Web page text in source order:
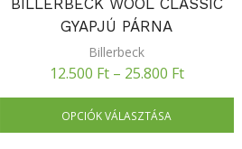
GYAPJÚ PÁRNA
Billerbeck
12.500 Ft– 25.800 Ft
OPCIÓK VÁLASZTÁSA